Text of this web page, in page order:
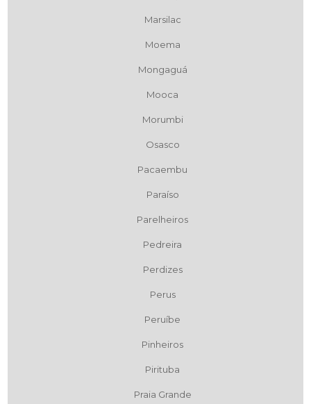
Marsilac
Moema
Mongaguá
Mooca
Morumbi
Osasco
Pacaembu
Paraíso
Parelheiros
Pedreira
Perdizes
Perus
Peruíbe
Pinheiros
Pirituba
Praia Grande